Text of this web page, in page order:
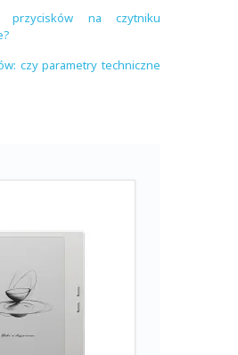
przycisków na czytniku
czy parametry techniczne